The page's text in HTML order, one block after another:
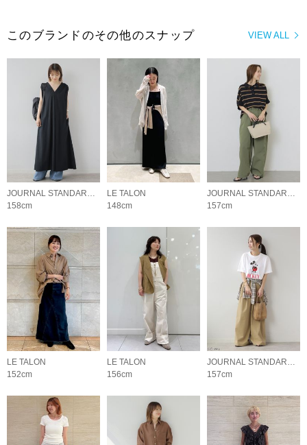
VIEW ALL
このブランドのその他のスナップ
JOURNAL STANDARD relume LADYS
158cm
LE TALON
148cm
JOURNAL STANDARD relume LADYS
157cm
LE TALON
152cm
LE TALON
156cm
JOURNAL STANDARD relume LADYS
157cm